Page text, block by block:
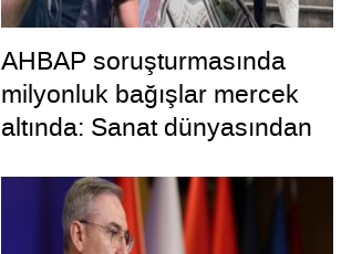
AHBAP soruşturmasında
milyonluk bağışlar mercek
altında: Sanat dünyasından